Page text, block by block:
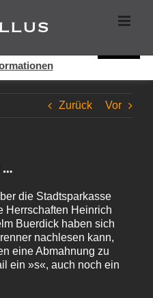
Zurück Vor
…
die Stadtsparkasse
Herrschaften Heinrich
Buerdick haben sich
nachlesen kann,
eine Abmahnung zu
ein »s«, auch noch ein
bei der Bereitstellung der
Webseite erklären Sie sich